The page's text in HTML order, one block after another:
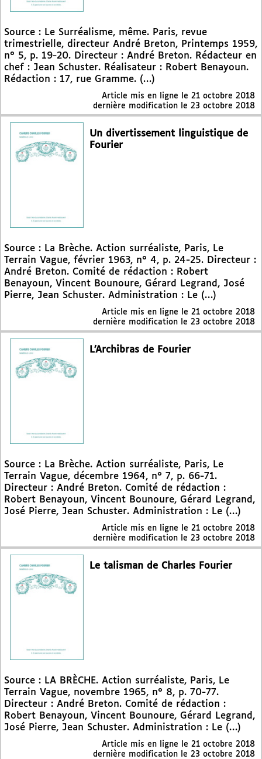
Source : Le Surréalisme, même. Paris, revue
trimestrielle, directeur André Breton, Printemps 1959,
n° 5, p. 19-20. Directeur : André Breton. Rédacteur en
chef : Jean Schuster. Réalisateur : Robert Benayoun.
Rédaction : 17, rue Gramme. (…)
Article mis en ligne le 21 octobre 2018
dernière modification le 23 octobre 2018
Un divertissement linguistique de
Fourier
Source : La Brèche. Action surréaliste, Paris, Le
Terrain Vague, février 1963, n° 4, p. 24-25. Directeur :
André Breton. Comité de rédaction : Robert
Benayoun, Vincent Bounoure, Gérard Legrand, José
Pierre, Jean Schuster. Administration : Le (…)
Article mis en ligne le 21 octobre 2018
dernière modification le 23 octobre 2018
L’Archibras de Fourier
Source : La Brèche. Action surréaliste, Paris, Le
Terrain Vague, décembre 1964, n° 7, p. 66-71.
Directeur : André Breton. Comité de rédaction :
Robert Benayoun, Vincent Bounoure, Gérard Legrand,
José Pierre, Jean Schuster. Administration : Le (…)
Article mis en ligne le 21 octobre 2018
dernière modification le 23 octobre 2018
Le talisman de Charles Fourier
Source : LA BRÈCHE. Action surréaliste, Paris, Le
Terrain Vague, novembre 1965, n° 8, p. 70-77.
Directeur : André Breton. Comité de rédaction :
Robert Benayoun, Vincent Bounoure, Gérard Legrand,
José Pierre, Jean Schuster. Administration : Le (…)
Article mis en ligne le 21 octobre 2018
dernière modification le 23 octobre 2018